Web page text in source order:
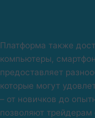
Платформа также
компьютеры,
предоставляет
которые могут
– от новичков до
позволяют трейдерам